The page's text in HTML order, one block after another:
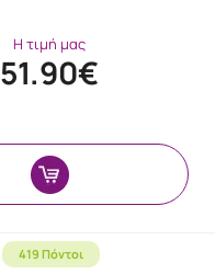
Η τιμή μας
51.90€
419 Πόντοι